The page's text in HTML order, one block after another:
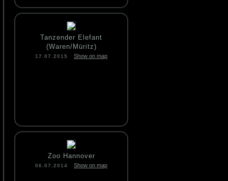
Tanzender Elefant
(Waren/Müritz)
17.07.2015 Show on map
Zoo Hannover
06.07.2014 Show on map